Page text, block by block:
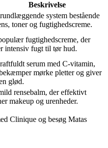
Beskrivelse
system bestående
toner og fugtighedscreme.
fugtighedscreme, der
intensiv fugt til tør hud.
serum med C-vitamin,
mørke pletter og giver
glød.
rensebalm, der effektivt
makeup og urenheder.
Clinique og besøg Matas